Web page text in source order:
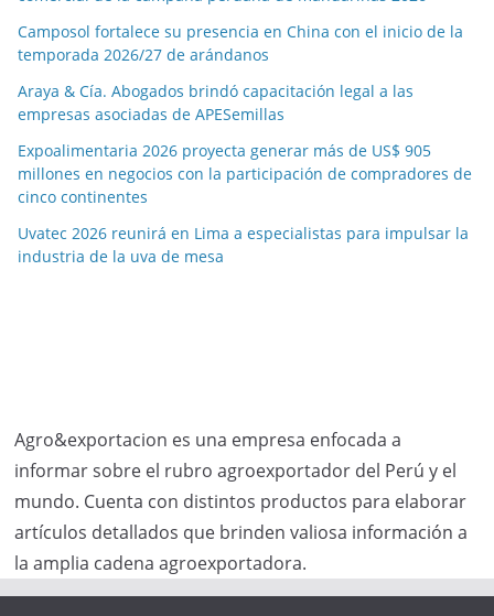
Camposol fortalece su presencia en China con el inicio de la
temporada 2026/27 de arándanos
Araya & Cía. Abogados brindó capacitación legal a las
empresas asociadas de APESemillas
Expoalimentaria 2026 proyecta generar más de US$ 905
millones en negocios con la participación de compradores de
cinco continentes
Uvatec 2026 reunirá en Lima a especialistas para impulsar la
industria de la uva de mesa
Agro&exportacion es una empresa enfocada a
informar sobre el rubro agroexportador del Perú y el
mundo. Cuenta con distintos productos para elaborar
artículos detallados que brinden valiosa información a
la amplia cadena agroexportadora.